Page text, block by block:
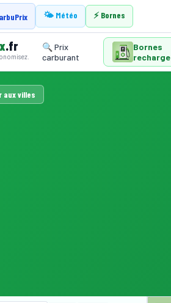
🌤️ Météo ⚡ Bornes
.fr
🔍 Prix
carburant
Bornes
recharge
villes